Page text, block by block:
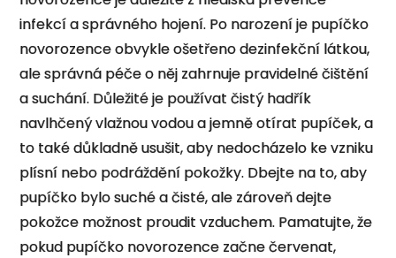
infekcí a správného hojení. Po narození je pupíčko
novorozence obvykle ošetřeno dezinfekční látkou,
ale správná péče o něj zahrnuje pravidelné čištění
a suchání. Důležité je používat čistý hadřík
navlhčený vlažnou vodou a jemně otírat pupíček, a
to také důkladně usušit, aby nedocházelo ke vzniku
plísní nebo podráždění pokožky. Dbejte na to, aby
pupíčko bylo suché a čisté, ale zároveň dejte
pokožce možnost proudit vzduchem. Pamatujte, že
pokud pupíčko novorozence začne červenat,